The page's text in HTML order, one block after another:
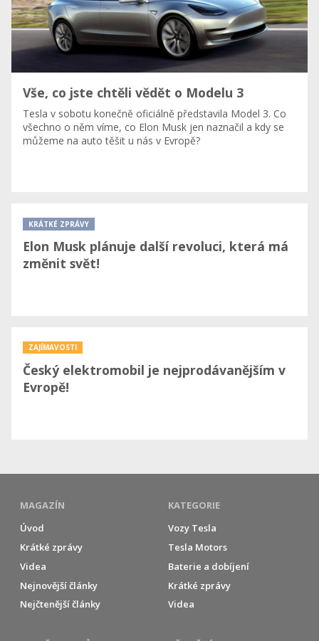
Vše, co jste chtěli vědět o Modelu 3
Tesla v sobotu konečně oficiálně představila Model 3. Co
všechno o něm víme, co Elon Musk jen naznačil a kdy se
můžeme na auto těšit u nás v Evropě?
Elon Musk plánuje další revoluci, která má
změnit svět!
KRÁTKÉ ZPRÁVY
Český elektromobil je nejprodávanějším v
Evropě!
ZAJÍMAVOSTI
MAGAZÍN
Úvod
Krátké zprávy
Videa
Nejnovější články
Nejčtenější články
KATEGORIE
Vozy Tesla
Tesla Motors
Baterie a dobíjení
Krátké zprávy
Videa